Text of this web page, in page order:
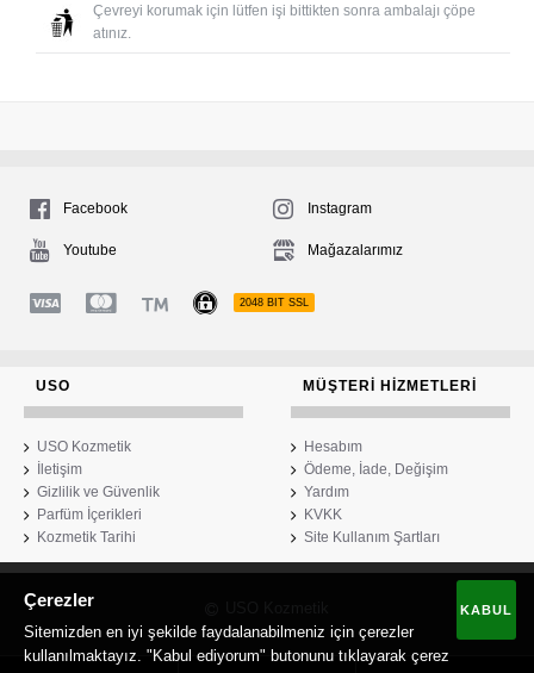
Çevreyi korumak için lütfen işi bittikten sonra ambalajı çöpe
atınız.
Facebook Instagram
Youtube Mağazalarımız
2048 BIT SSL
USO
USO Kozmetik
İletişim
Gizlilik ve Güvenlik
Parfüm İçerikleri
Kozmetik Tarihi
MÜŞTERI HIZMETLERI
Hesabım
Ödeme, İade, Değişim
Yardım
KVKK
Site Kullanım Şartları
KABUL
Çerezler
Sitemizden en iyi şekilde faydalanabilmeniz için çerezler
kullanılmaktayız. "Kabul ediyorum" butonunu tıklayarak çerez